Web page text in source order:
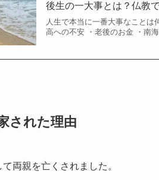
後生の一大事とは？仏教
人生で本当に一番大事なこと
高への不安 ・老後のお金 ・南
された理由
両親を亡くされました。